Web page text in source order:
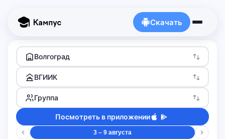
Скачать
Волгоград
ВГИИК
Группа
Посмотреть в приложении
3 – 9 августа